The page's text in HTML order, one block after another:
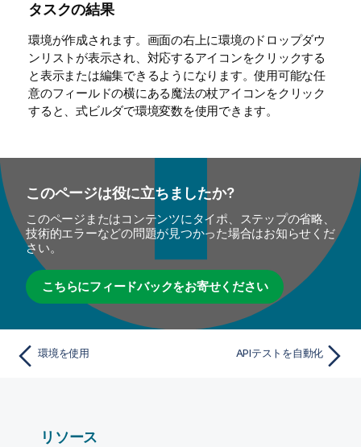
タスクの結果
環境が作成されます。画面の右上に環境のドロップダウ
ンリストが表示され、対応するアイコンをクリックする
と表示または編集できるようになります。使用可能な任
意のフィールドの横にある魔法の杖アイコンをクリック
すると、式ビルダで環境変数を使用できます。
このページは役に立ちましたか?
このページまたはコンテンツにタイポ、ステップの省略、
技術的エラーなどの問題が見つかった場合はお知らせくだ
さい。
こちらにフィードバックをお寄せください
環境を使用 APIテストを自動化
リソース